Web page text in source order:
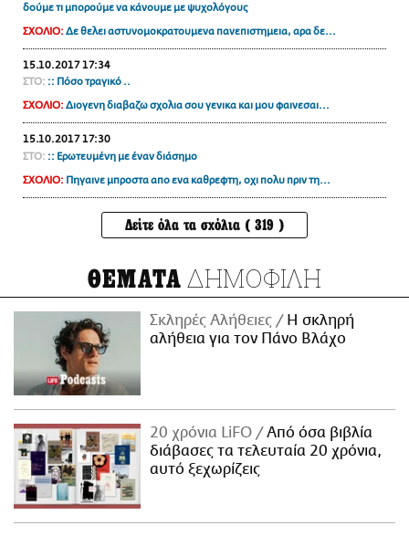
δούμε τι μπορούμε να κάνουμε με ψυχολόγους
ΣΧΟΛΙΟ: Δε θελει αστυνομοκρατουμενα πανεπιστημεια, αρα δε...
15.10.2017 17:34
ΣΤΟ: :: Πόσο τραγικό ..
ΣΧΟΛΙΟ: Διογενη διαβαζω σχολια σου γενικα και μου φαινεσαι...
15.10.2017 17:30
ΣΤΟ: :: Ερωτευμένη με έναν διάσημο
ΣΧΟΛΙΟ: Πηγαινε μπροστα απο ενα καθρεφτη, οχι πολυ πριν τη...
Δείτε όλα τα σχόλια ( 319 )
ΘΕΜΑΤΑ ΔΗΜΟΦΙΛΗ
Σκληρές Αλήθειες
H σκληρή
αλήθεια για τον Πάνο Βλάχο
20 χρόνια LiFO
Από όσα βιβλία
διάβασες τα τελευταία 20 χρόνια,
αυτό ξεχωρίζεις